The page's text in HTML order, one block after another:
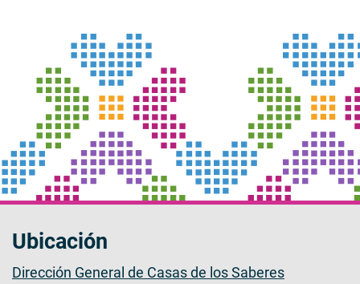
Ubicación
Dirección General de Casas de los Saberes